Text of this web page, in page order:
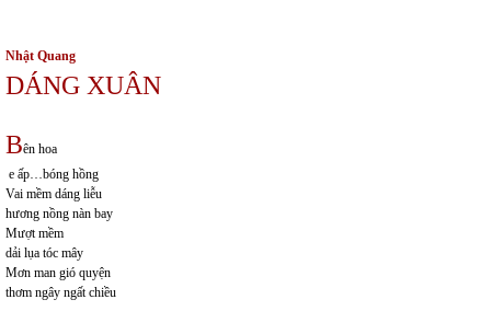
Nhật Quang
DÁNG XUÂN
Bên hoa
e ấp…bóng hồng
Vai mềm dáng liễu
hương nồng nàn bay
Mượt mềm
dải lụa tóc mây
Mơn man gió quyện
thơm ngây ngất chiều